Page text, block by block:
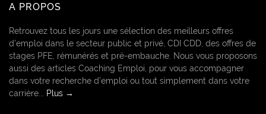
A PROPOS
Retrouvez tous les jours une sélection des meilleurs offres
d’emploi dans le secteur public et privé, CDI CDD, des offres de
stages PFE, rémunérés et pré-embauche. Nous vous proposons
aussi des articles Coaching Emploi, pour vous accompagner
dans votre recherche d’emploi ou tout simplement dans votre
carrière...
Plus →